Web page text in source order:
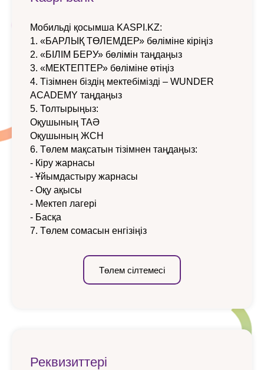
Мобильді қосымша KASPI.KZ:
1. «БАРЛЫҚ ТӨЛЕМДЕР» бөліміне кіріңіз
2. «БІЛІМ БЕРУ» бөлімін таңдаңыз
3. «МЕКТЕПТЕР» бөліміне өтіңіз
4. Тізімнен біздің мектебімізді – WUNDER
ACADEMY таңдаңыз
5. Толтырыңыз:
Оқушының ТАӘ
Оқушының ЖСН
6. Төлем мақсатын тізімнен таңдаңыз:
- Кіру жарнасы
- Ұйымдастыру жарнасы
- Оқу ақысы
- Мектеп лагері
- Басқа
7. Төлем сомасын енгізіңіз
Төлем сілтемесі
Реквизиттері